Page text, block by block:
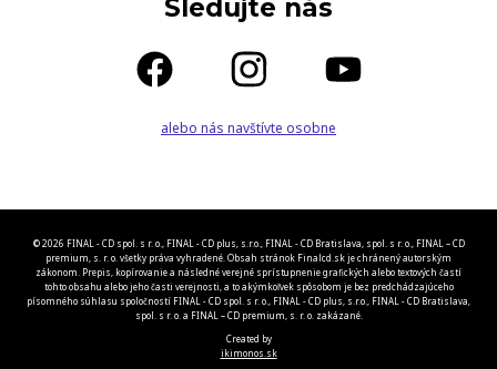
Sledujte nás
alebo nás navštívte osobne
© 2026 FINAL - CD spol. s r. o., FINAL - CD plus, s.r.o., FINAL - CD Bratislava, spol. s r. o., FINAL – CD
premium, s. r. o. všetky práva vyhradené. Obsah stránok Finalcd.sk je chránený autorským
zákonom. Prepis, kopírovanie a následné verejné sprístupnenie grafických alebo textových častí
tohto obsahu alebo jeho časti verejnosti, a to akýmkoľvek spôsobom je bez predchádzajúceho
písomného súhlasu spoločností FINAL - CD spol. s r. o., FINAL - CD plus, s.r.o., FINAL - CD Bratislava,
spol. s r. o. a FINAL – CD premium, s. r. o. zakázané.
Created by
ikimonos.sk